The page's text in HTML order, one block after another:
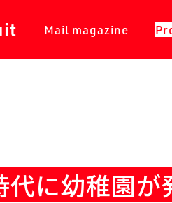
Mail magazine
に幼稚園が